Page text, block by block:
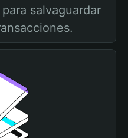
salvaguardar